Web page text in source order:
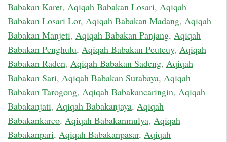
Babakan Karet, Aqiqah Babakan Losari, Aqiqah
Babakan Losari Lor, Aqiqah Babakan Madang, Aqiqah
Babakan Manjeti, Aqiqah Babakan Panjang, Aqiqah
Babakan Penghulu, Aqiqah Babakan Peuteuy, Aqiqah
Babakan Raden, Aqiqah Babakan Sadeng, Aqiqah
Babakan Sari, Aqiqah Babakan Surabaya, Aqiqah
Babakan Tarogong, Aqiqah Babakancaringin, Aqiqah
Babakanjati, Aqiqah Babakanjaya, Aqiqah
Babakankareo, Aqiqah Babakanmulya, Aqiqah
Babakanpari, Aqiqah Babakanpasar, Aqiqah